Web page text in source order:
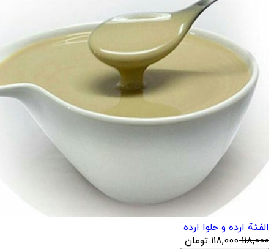
الفئة ارده و حلوا ارده
118,000
118,000 تومان